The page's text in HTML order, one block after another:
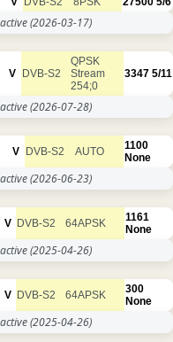
(2026-03-17)
V DVB-S2
QPSK
Stream
254;0
3347 5/11
(2026-07-28)
V DVB-S2 AUTO
1100
None
(2026-06-23)
V DVB-S2 64APSK
1161
None
(2025-04-26)
V DVB-S2 64APSK
300
None
(2025-04-26)